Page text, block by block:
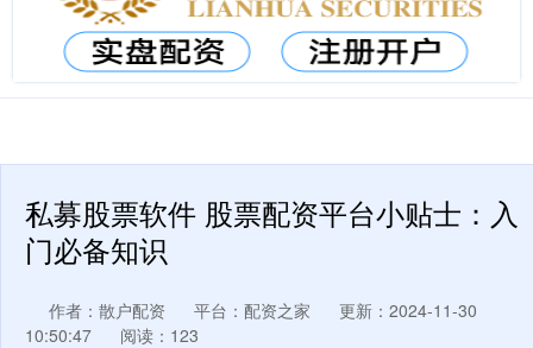
私募股票软件 股票配资平台小贴士：入
门必备知识
作者：散户配资 平台：配资之家
更新：2024-11-30
10:50:47
阅读：123